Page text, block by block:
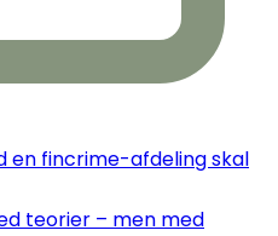
teorier – men med